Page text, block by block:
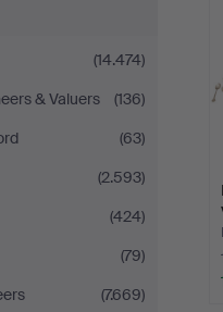
(14.474)
& Valuers
(136)
(63)
(2.593)
(424)
(79)
(7.669)